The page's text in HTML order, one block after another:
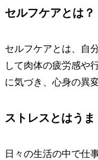
セルフケアとは？
セルフケアとは、自
して肉体の疲労感や
に気づき、心身の異
ストレスとはう
日々の生活の中で仕